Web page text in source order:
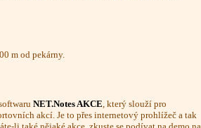
m od pekárny.
NET.Notes AKCE , který slouží pro
akcí. Je to přes internetový prohlížeč a tak